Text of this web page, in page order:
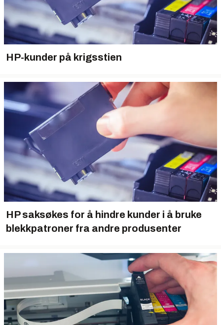
HP-kunder på krigsstien
HP saksøkes for å hindre kunder i å bruke
blekkpatroner fra andre produsenter